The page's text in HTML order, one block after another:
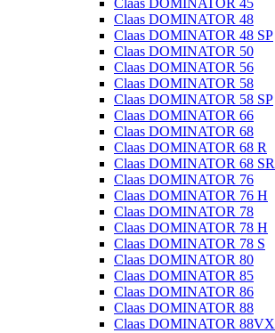
Claas DOMINATOR 45
Claas DOMINATOR 48
Claas DOMINATOR 48 SP
Claas DOMINATOR 50
Claas DOMINATOR 56
Claas DOMINATOR 58
Claas DOMINATOR 58 SP
Claas DOMINATOR 66
Claas DOMINATOR 68
Claas DOMINATOR 68 R
Claas DOMINATOR 68 SR
Claas DOMINATOR 76
Claas DOMINATOR 76 H
Claas DOMINATOR 78
Claas DOMINATOR 78 H
Claas DOMINATOR 78 S
Claas DOMINATOR 80
Claas DOMINATOR 85
Claas DOMINATOR 86
Claas DOMINATOR 88
Claas DOMINATOR 88VX